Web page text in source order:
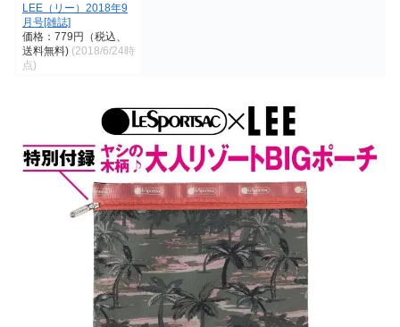
LEE（リー）2018年9
月号[雑誌]
価格：779円（税込、
送料無料) (2018/6/24時
点)